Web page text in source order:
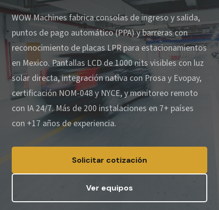
WOW Machines fabrica consolas de ingreso y salida,
puntos de pago automático (PPA) y barreras con
reconocimiento de placas LPR para estacionamientos
en Mexico. Pantallas LCD de 1000 nits visibles con luz
solar directa, integración nativa con Prosa y Evopay,
certificación NOM-048 y NYCE, y monitoreo remoto
con IA 24/7. Más de 200 instalaciones en 7+ países
con +17 años de experiencia.
Solicitar cotización
Ver equipos